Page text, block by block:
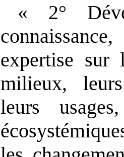
« 2°
expertise sur
milieux,
leurs